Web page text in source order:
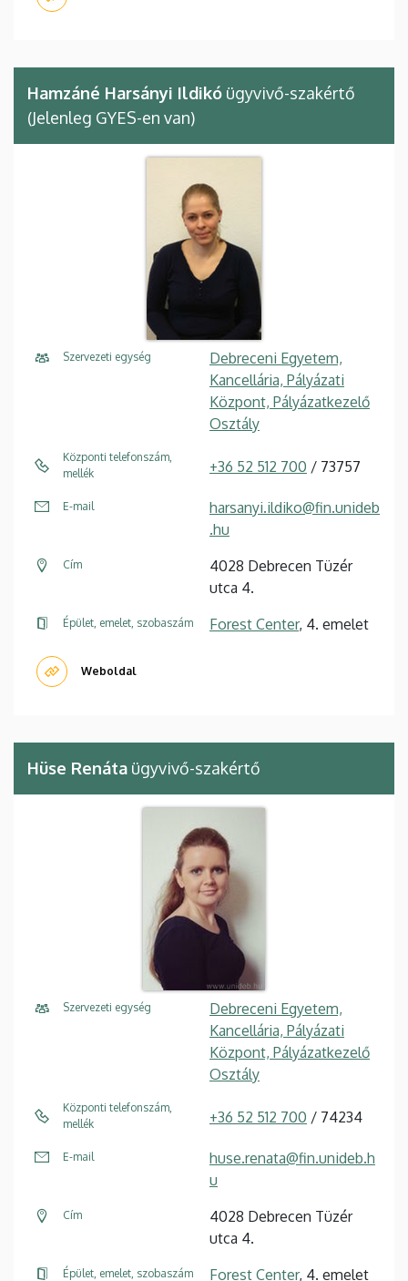
Hamzáné Harsányi Ildikó ügyvivő-szakértő
(Jelenleg GYES-en van)
Szervezeti egység
Debreceni Egyetem,
Kancellária, Pályázati
Központ, Pályázatkezelő
Osztály
Központi telefonszám,
mellék
+36 52 512 700 / 73757
E-mail
harsanyi.ildiko@fin.unideb
.hu
Cím
4028 Debrecen Tüzér
utca 4.
Épület, emelet, szobaszám Forest Center, 4. emelet
Weboldal
Hüse Renáta ügyvivő-szakértő
Szervezeti egység
Debreceni Egyetem,
Kancellária, Pályázati
Központ, Pályázatkezelő
Osztály
Központi telefonszám,
mellék
+36 52 512 700 / 74234
E-mail
huse.renata@fin.unideb.h
u
Cím
4028 Debrecen Tüzér
utca 4.
Épület, emelet, szobaszám Forest Center, 4. emelet